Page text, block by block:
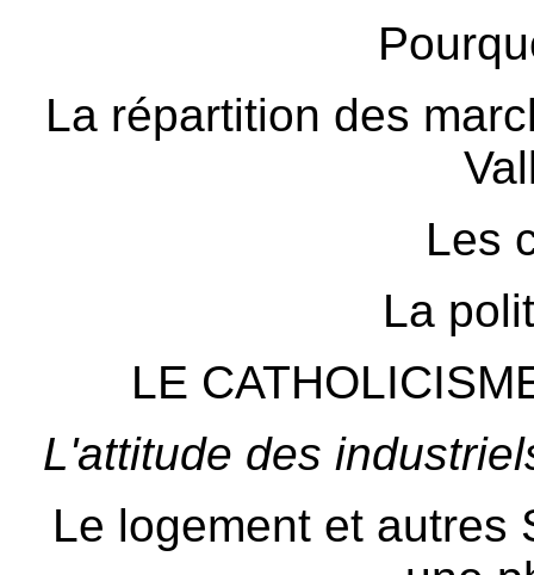
La répartition des
Les
La
LE
L'attitude des
Le logement et autres